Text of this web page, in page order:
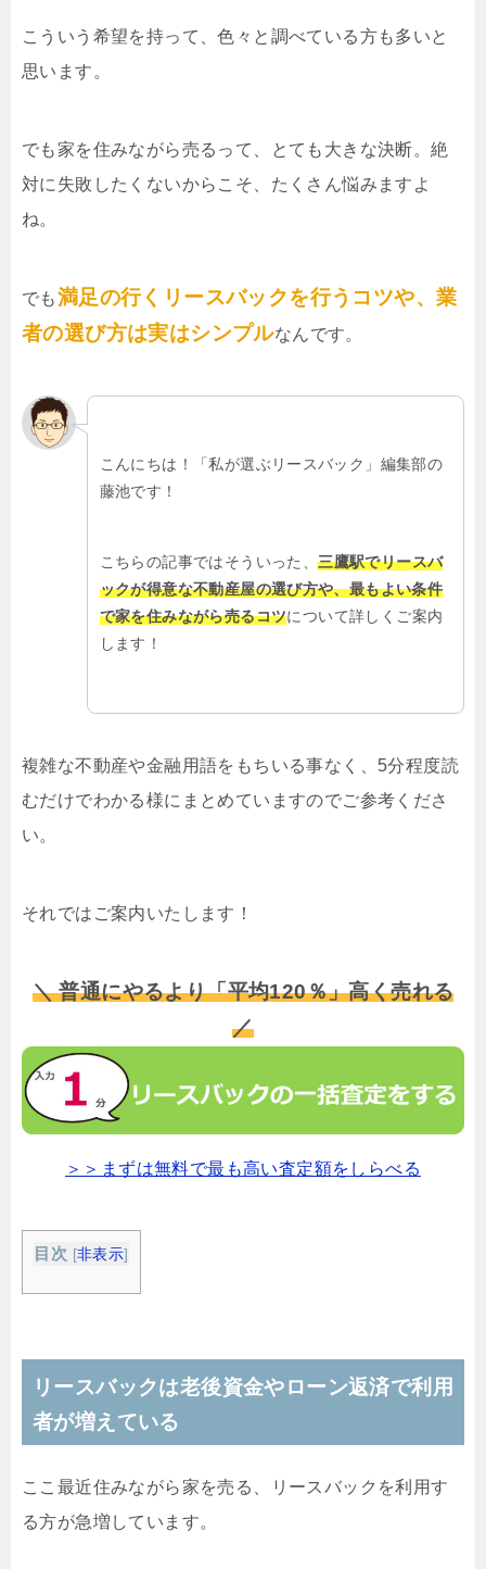
こういう希望を持って、色々と調べている方も多いと
思います。
でも家を住みながら売るって、とても大きな決断。絶
対に失敗したくないからこそ、たくさん悩みますよ
ね。
でも満足の行くリースバックを行うコツや、業
者の選び方は実はシンプルなんです。
こんにちは！「私が選ぶリースバック」編集部の
藤池です！
こちらの記事ではそういった、三鷹駅でリースバ
ックが得意な不動産屋の選び方や、最もよい条件
で家を住みながら売るコツについて詳しくご案内
します！
複雑な不動産や金融用語をもちいる事なく、5分程度読
むだけでわかる様にまとめていますのでご参考くださ
い。
それではご案内いたします！
＼ 普通にやるより「平均120％」高く売れる
／
＞＞まずは無料で最も高い査定額をしらべる
目次 [非表示]
リースバックは老後資金やローン返済で利用
者が増えている
ここ最近住みながら家を売る、リースバックを利用す
る方が急増しています。